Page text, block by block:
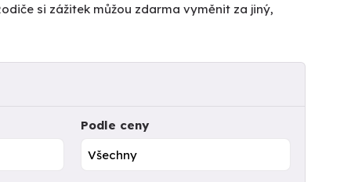
si zážitek můžou zdarma vyměnit za jiný,
Podle ceny